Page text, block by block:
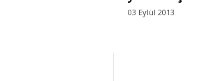
03 Eylül 2013